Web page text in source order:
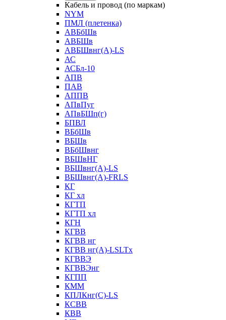
Кабель и провод (по маркам)
NYM
ПМЛ (плетенка)
АВБбШв
АВБШв
АВБШвнг(А)-LS
АС
АСБл-10
АПВ
ПАВ
АППВ
АПвПуг
АПвБШп(г)
БПВЛ
ВБбШв
ВБШв
ВБбШвнг
ВБШвНГ
ВБШвнг(А)-LS
ВБШвнг(А)-FRLS
КГ
КГ хл
КГТП
КГТП хл
КГН
КГВВ
КГВВ нг
КГВВ нг(А)-LSLTx
КГВВЭ
КГВВЭнг
КГПП
КММ
КПЛКнг(C)-LS
КСВВ
КВВ